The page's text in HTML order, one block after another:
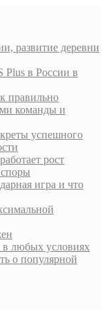
развитие деревни
Plus в России в
правильно
команды и
успешного
рост
игра и что
в любых условиях
о популярной